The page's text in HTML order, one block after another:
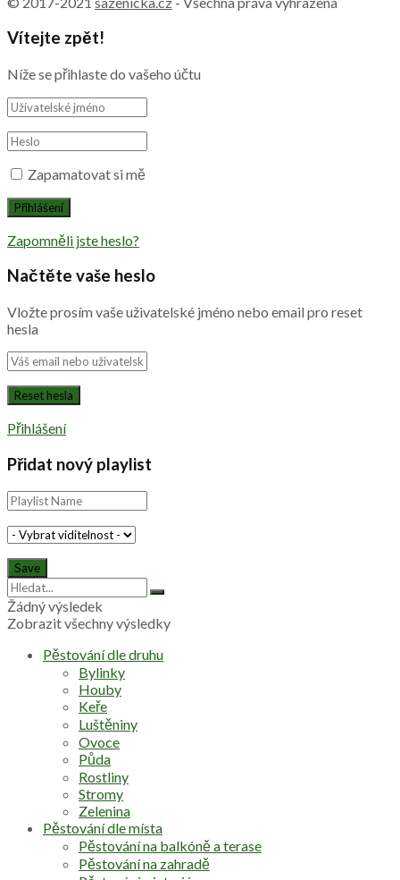
Vítejte zpět!
Níže se přihlaste do vašeho účtu
Zapamatovat si mě
Zapomněli jste heslo?
Načtěte vaše heslo
Vložte prosím vaše uživatelské jméno nebo email pro reset
hesla
Přihlášení
Přidat nový playlist
Žádný výsledek
Zobrazit všechny výsledky
Pěstování dle druhu
Bylinky
Houby
Keře
Luštěniny
Ovoce
Půda
Rostliny
Stromy
Zelenina
Pěstování dle místa
Pěstování na balkóně a terase
Pěstování na zahradě